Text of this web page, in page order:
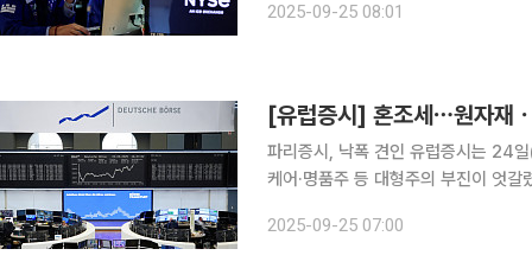
75.62포인트(0.33%) 하락한 2
2025-09-25 08:01
[유럽증시] 혼조세⋯원자재
파리증시, 낙폭 견인 유럽증시는 24일(현지시간) 혼조세를 나타냈다. 원자재·방산주의 랠리와 헬스
케어·명품주 등 대형주의 부진이 엇갈렸다. 범유럽 주가지수인 스톡스유럽600지수
트(0.23%) 상승한 2만3666.81에,
2025-09-25 07:00